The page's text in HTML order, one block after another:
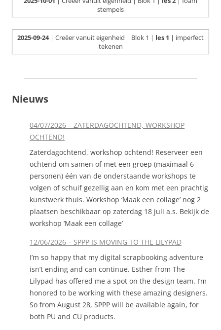
stempels
2025-09-24| Creëer vanuit eigenheid | Blok 1 | les 1 | imperfect
tekenen
Nieuws
04/07/2026 – ZATERDAGOCHTEND, WORKSHOP
OCHTEND!
Zaterdagochtend, workshop ochtend! Reserveer een
ochtend om samen of met een groep (maximaal 6
personen) één van de onderstaande workshops te
volgen of schuif gezellig aan en kom met een prachtig
kunstwerk thuis. Workshop ‘Maak een collage’ nog 2
plaatsen beschikbaar op zaterdag 18 juli a.s. Bekijk de
workshop ‘Maak een collage’
12/06/2026 – SPPP IS MOVING TO THE LILYPAD
I’m so happy that my digital scrapbooking adventure
isn’t ending and can continue. Esther from The
Lilypad has offered me a spot on the design team. I’m
honored to be working with these amazing designers.
So from August 28, SPPP will be available again, for
both PU and CU products.